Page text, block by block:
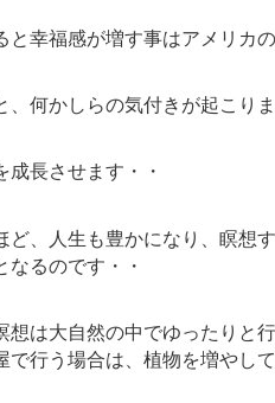
と幸福感が増す事はアメリカ
、何かしらの気付きが起こりま
成長させます・・
ど、人生も豊かになり、瞑想
なるのです・・
想は大自然の中でゆったりと
で行う場合は、植物を増やし